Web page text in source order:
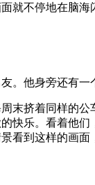
就不停地在脑海
。他身旁还有
末挤着同样的
快乐。看着他
看到这样的画